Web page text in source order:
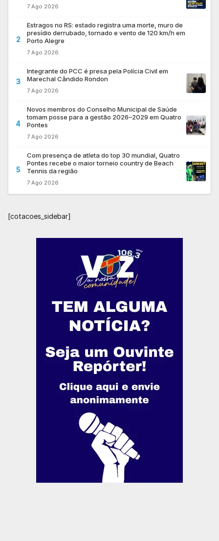
7 Ago 2026
2
Estragos no RS: estado registra uma morte, muro de
presídio derrubado, tornado e vento de 120 km/h em
Porto Alegre
7 Ago 2026
3
Integrante do PCC é presa pela Polícia Civil em
Marechal Cândido Rondon
7 Ago 2026
4
Novos membros do Conselho Municipal de Saúde
tomam posse para a gestão 2026–2029 em Quatro
Pontes
7 Ago 2026
5
Com presença de atleta do top 30 mundial, Quatro
Pontes recebe o maior torneio country de Beach
Tennis da região
7 Ago 2026
[cotacoes_sidebar]